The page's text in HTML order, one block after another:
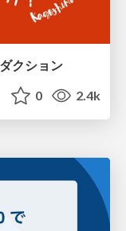
クション
0 2.4k